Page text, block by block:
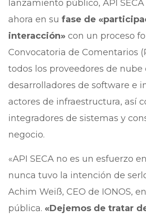
lanzamiento público, API
ahora en sufase de
interacción» con un proceso
Convocatoria de Comentarios
todos los proveedores de nube
desarrolladores de software e
actores de infraestructura, así
integradores de sistemas y
negocio.
«API SECA no es un esfuerzo
nunca tuvo la intención de
Achim Weiß, CEO de IONOS,
pública.«Dejemos de tratar